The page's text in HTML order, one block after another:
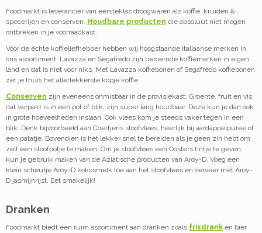
Foodmarkt is leverancier van eersteklas droogwaren als koffie, kruiden &
specerijen en conserven. Houdbare producten die absoluut niet mogen
ontbreken in je voorraadkast.
Voor de échte koffieliefhebber hebben wij hoogstaande Italiaanse merken in
ons assortiment. Lavazza en Segafredo zijn beroemde koffiemerken in eigen
land en dat is niet voor niks. Met Lavazza koffiebonen of Segafredo koffiebonen
zet je thuis het allerlekkerste kopje koffie.
Conserven zijn eveneens onmisbaar in de provisiekast. Groente, fruit en vis
dat verpakt is in een pot of blik, zijn super lang houdbaar. Deze kun je dan ook
in grote hoeveelheden inslaan. Ook vlees kom je steeds vaker tegen in een
blik. Denk bijvoorbeeld aan Coertjens stoofvlees; heerlijk bij aardappelpuree of
een patatje. Bovendien is het lekker snel te bereiden als je geen zin hebt om
zelf een stoofpotje te maken. Om je stoofvlees een Oosters tintje te geven,
kun je gebruik maken van de Aziatische producten van Aroy-D. Voeg een
klein scheutje Aroy-D kokosmelk toe aan het stoofvlees en serveer met Aroy-
D jasmijnrijst. Eet smakelijk!
Dranken
Foodmarkt biedt een ruim assortiment aan dranken zoals frisdrank en bier